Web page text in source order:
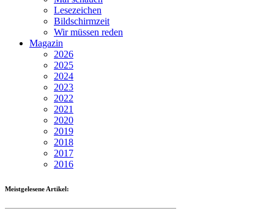
Lesezeichen
Bildschirmzeit
Wir müssen reden
Magazin
2026
2025
2024
2023
2022
2021
2020
2019
2018
2017
2016
Meistgelesene Artikel: